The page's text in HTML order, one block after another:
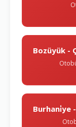
Bozüyük -
Burhani̇ye